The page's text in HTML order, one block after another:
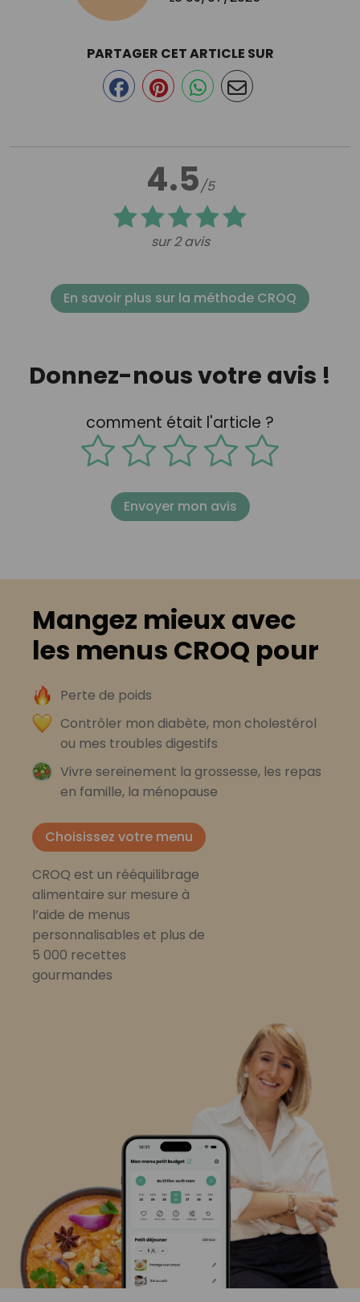
4.5/5
sur 2 avis
PARTAGER CET ARTICLE SUR
En savoir plus sur la méthode CROQ
Donnez-nous votre avis !
comment était l'article ?
Envoyer mon avis
Mangez mieux avec
les menus CROQ pour
Perte de poids
Contrôler mon diabète, mon cholestérol
ou mes troubles digestifs
Vivre sereinement la grossesse, les repas
en famille, la ménopause
Choisissez votre menu
CROQ est un rééquilibrage
alimentaire sur mesure à
l’aide de menus
personnalisables et plus de
5 000 recettes
gourmandes